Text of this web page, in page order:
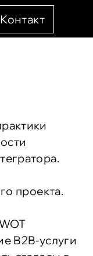
Контакт
проекта.
B2B-услуги